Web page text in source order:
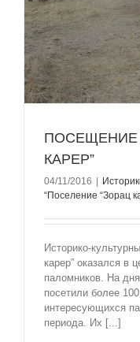
ПОСЕЩЕНИЕ
КАРЕР”
04/11/2016 |
“Поселение “Зорац
Историко-
карер” оказался в
паломников. На
посетили более
интересующихся
периода. Их [...]